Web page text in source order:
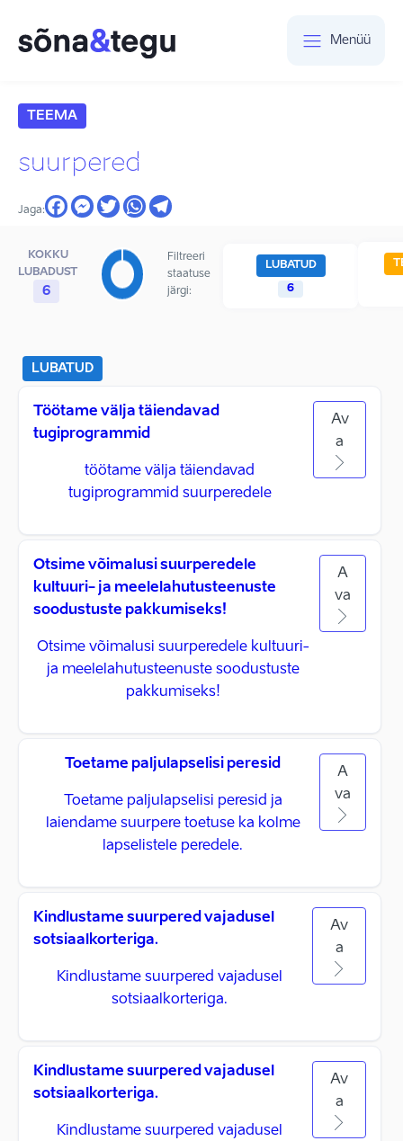
Menüü
TEEMA
suurpered
Jaga:
KOKKU
LUBADUST
6
Filtreeri
staatuse
järgi:
LUBATUD
6
LUBATUD
Töötame välja täiendavad
tugiprogrammid
töötame välja täiendavad
tugiprogrammid suurperedele
Av
a
Otsime võimalusi suurperedele
kultuuri- ja meelelahutusteenuste
soodustuste pakkumiseks!
Otsime võimalusi suurperedele kultuuri-
ja meelelahutusteenuste soodustuste
pakkumiseks!
A
va
Toetame paljulapselisi peresid
Toetame paljulapselisi peresid ja
laiendame suurpere toetuse ka kolme
lapselistele peredele.
A
va
Kindlustame suurpered vajadusel
sotsiaalkorteriga.
Kindlustame suurpered vajadusel
sotsiaalkorteriga.
Av
a
Kindlustame suurpered vajadusel
sotsiaalkorteriga.
Kindlustame suurpered vajadusel
Av
a